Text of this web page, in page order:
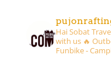
Hai Sobat
with us 🔥
Funbike -